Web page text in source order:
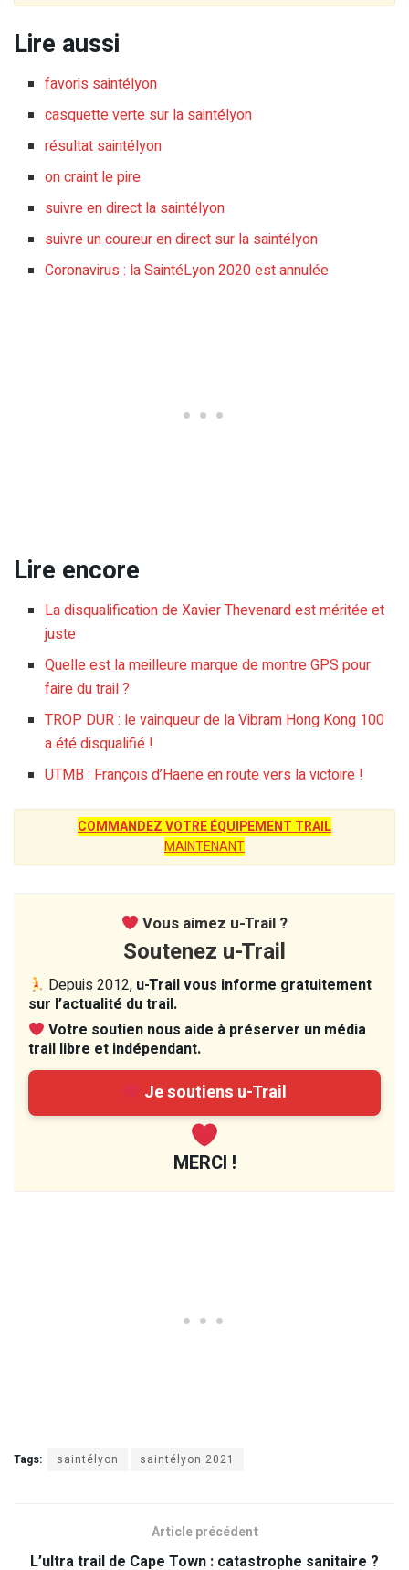
Lire aussi
favoris saintélyon
casquette verte sur la saintélyon
résultat saintélyon
on craint le pire
suivre en direct la saintélyon
suivre un coureur en direct sur la saintélyon
Coronavirus : la SaintéLyon 2020 est annulée
Lire encore
La disqualification de Xavier Thevenard est méritée et
juste
Quelle est la meilleure marque de montre GPS pour
faire du trail ?
TROP DUR : le vainqueur de la Vibram Hong Kong 100
a été disqualifié !
UTMB : François d’Haene en route vers la victoire !
COMMANDEZ VOTRE ÉQUIPEMENT TRAIL
MAINTENANT
Vous aimez u-Trail ?
Soutenez u-Trail
Depuis 2012, u-Trail vous informe gratuitement
sur l’actualité du trail.
Votre soutien nous aide à préserver un média
trail libre et indépendant.
Je soutiens u-Trail
MERCI !
Tags: saintélyon saintélyon 2021
Article précédent
L’ultra trail de Cape Town : catastrophe sanitaire ?